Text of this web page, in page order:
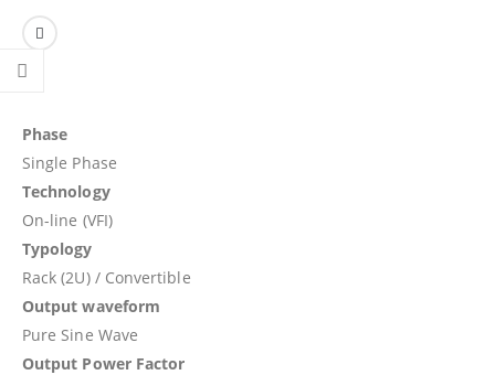
Phase
Single Phase
Technology
On-line (VFI)
Typology
Rack (2U) / Convertible
Output waveform
Pure Sine Wave
Output Power Factor